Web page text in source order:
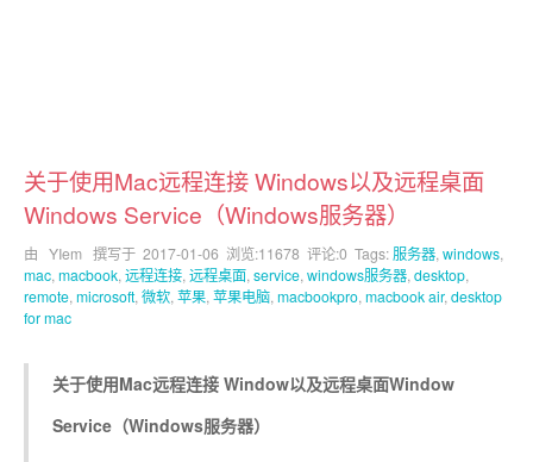
关于使用Mac远程连接 Windows以及远程桌面
Windows Service（Windows服务器）
由 YIem 撰写于 2017-01-06 浏览:11678 评论:0 Tags: 服务器, windows,
mac, macbook, 远程连接, 远程桌面, service, windows服务器, desktop,
remote, microsoft, 微软, 苹果, 苹果电脑, macbookpro, macbook air, desktop
for mac
关于使用Mac远程连接 Window以及远程桌面Window
Service（Windows服务器）